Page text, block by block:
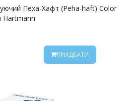
Пеха-Хафт (Peha-haft) Color
Hartmann
ПРИДБАТИ